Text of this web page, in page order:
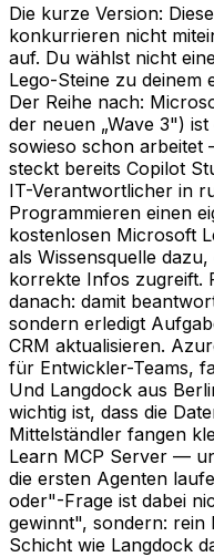
Die kurze Version:
konkurrieren nicht
auf. Du wählst nicht
Lego-Steine zu deinem
Der Reihe nach:
der neuen „Wave 3")
sowieso schon arbeitet
steckt bereits Copilot
IT-Verantwortlicher in
Programmieren einen
kostenlosen Microsoft
als Wissensquelle
korrekte Infos zugreift.
danach: damit
sondern erledigt
CRM aktualisieren.
für Entwickler-Teams,
Und Langdock aus
wichtig ist, dass die
Mittelständler fangen
Learn MCP Server —
die ersten Agenten
oder"-Frage ist dabei
gewinnt", sondern: rein
Schicht wie Langdock